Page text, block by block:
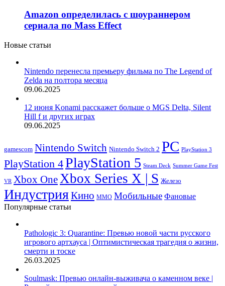
Amazon определилась с шоураннером
сериала по Mass Effect
Новые статьи
Nintendo перенесла премьеру фильма по The Legend of
Zelda на полтора месяца
09.06.2025
12 июня Konami расскажет больше о MGS Delta, Silent
Hill f и других играх
09.06.2025
gamescom Nintendo Switch Nintendo Switch 2 PC PlayStation 3
PlayStation 4PlayStation 5 Steam Deck Summer Game Fest
VR Xbox One Xbox Series X | S Железо
ИндустрияКино ММО Мобильные Фановые
Популярные статьи
Pathologic 3: Quarantine: Превью новой части русского
игрового артхауса | Оптимистическая трагедия о жизни,
смерти и тоске
26.03.2025
Soulmask: Превью онлайн-выживача о каменном веке |